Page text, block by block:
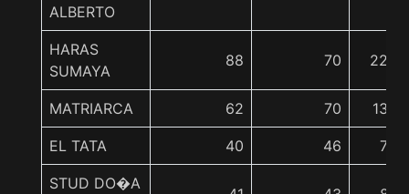
ALBERTO
HARAS
SUMAYA
88 70 220
MATRIARCA 62 70 138
EL TATA 40 46 72
STUD DO�A